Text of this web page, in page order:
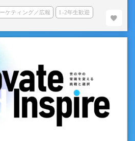
ケティング／広報 1-2年生歓迎